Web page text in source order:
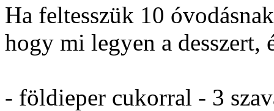
Ha feltesszük 10
hogy mi legyen a desszert,
- földieper cukorral - 3